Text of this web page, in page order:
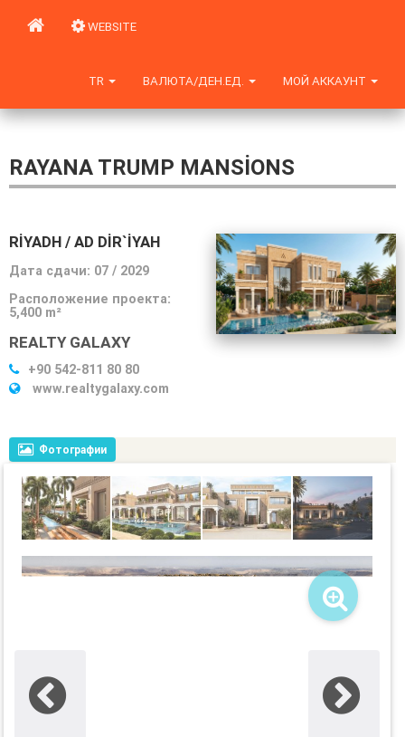
WEBSITE
МОЙ АККАУНТ
ВАЛЮТА/ДЕН.ЕД.
TR
RAYANA TRUMP MANSIONS
RIYADH / AD DIR`IYAH
Дата сдачи: 07 / 2029
Расположение проекта:
5,400 m²
REALTY GALAXY
+90 542-811 80 80
www.realtygalaxy.com
Фотографии